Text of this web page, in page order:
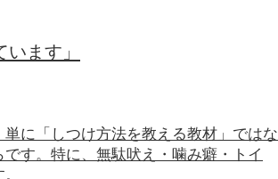
ます」
に「しつけ方法を教える教材」ではな
す。特に、無駄吠え・噛み癖・トイ